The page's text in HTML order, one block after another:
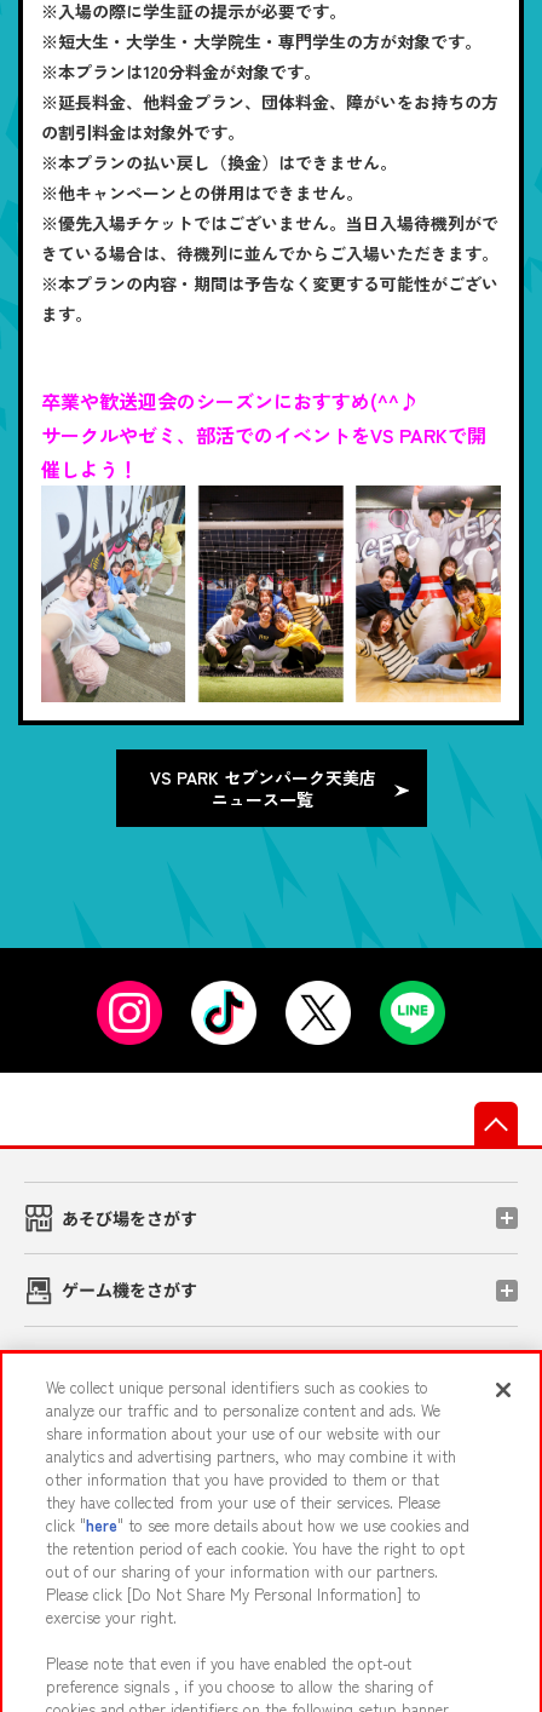
※入場の際に学生証の提示が必要です。
※短大生・大学生・大学院生・専門学生の方が対象です。
※本プランは120分料金が対象です。
※延長料金、他料金プラン、団体料金、障がいをお持ちの方
の割引料金は対象外です。
※本プランの払い戻し（換金）はできません。
※他キャンペーンとの併用はできません。
※優先入場チケットではございません。当日入場待機列がで
きている場合は、待機列に並んでからご入場いただきます。
※本プランの内容・期間は予告なく変更する可能性がござい
ます。
卒業や歓送迎会のシーズンにおすすめ(^^♪
サークルやゼミ、部活でのイベントをVS PARKで開
催しよう！
VS PARK セブンパーク天美店
ニュース一覧
あそび場をさがす
ゲーム機をさがす
イベント・キャンペーン
関連会社 サステナビリティ サイトポリシー
プライバシーポリシー ウェブアクセシビリティ方針と検証結果
お取引先さまとともに
カスタマーハラスメント対応方針 よくあるご質問・お問い合わせ
We collect unique personal identifiers such as cookies to
analyze our traffic and to personalize content and ads. We
share information about your use of our website with our
analytics and advertising partners, who may combine it with
other information that you have provided to them or that
they have collected from your use of their services. Please
click "here" to see more details about how we use cookies and
the retention period of each cookie. You have the right to opt
out of our sharing of your information with our partners.
Please click [Do Not Share My Personal Information] to
exercise your right.
Please note that even if you have enabled the opt-out
preference signals , if you choose to allow the sharing of